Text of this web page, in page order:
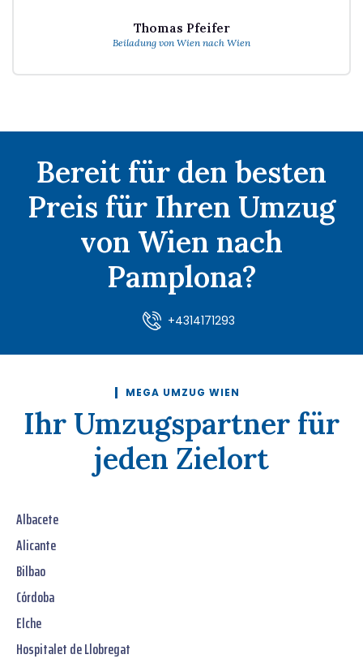
Thomas Pfeifer
Beiladung von Wien nach Wien
Bereit für den besten
Preis für Ihren Umzug
von Wien nach
Pamplona?
+4314171293
MEGA UMZUG WIEN
Ihr Umzugspartner für
jeden Zielort
Albacete
Alicante
Bilbao
Córdoba
Elche
Hospitalet de Llobregat